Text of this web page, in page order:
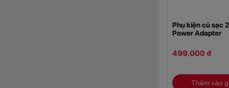
Phụ kiện củ sạc
Power Adapter
499.000 ₫
Thêm vào